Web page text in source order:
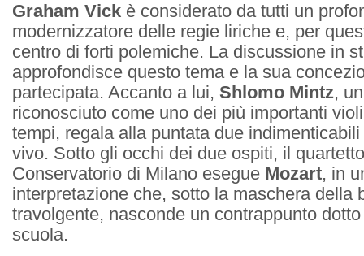
Graham Vick è considerato da tutti un
modernizzatore delle regie liriche e, per
centro di forti polemiche. La discussione in
approfondisce questo tema e la sua
partecipata. Accanto a lui, Shlomo Mintz,
riconosciuto come uno dei più importanti
tempi, regala alla puntata due
vivo. Sotto gli occhi dei due ospiti, il
Conservatorio di Milano esegue Mozart, in
interpretazione che, sotto la maschera della
travolgente, nasconde un contrappunto
scuola.